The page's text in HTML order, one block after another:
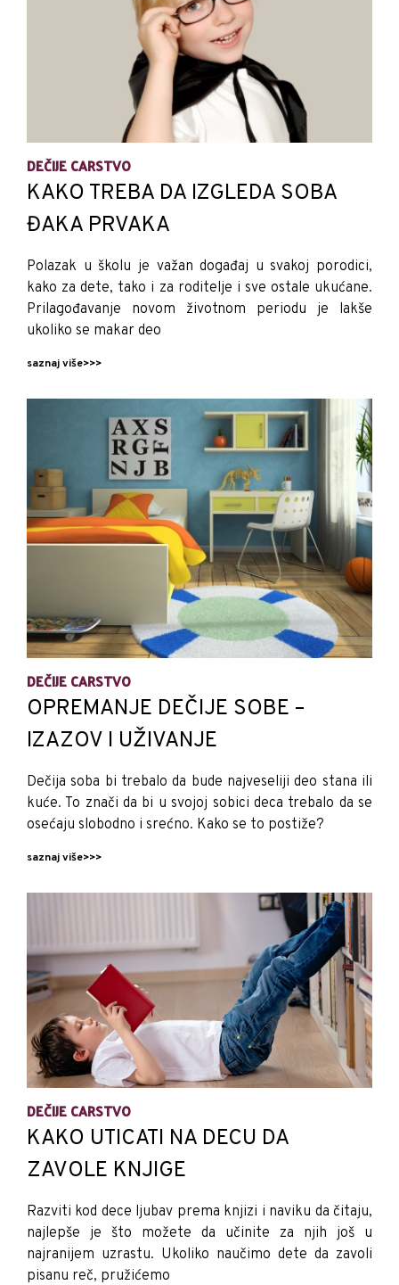
DEČIJE CARSTVO
KAKO TREBA DA IZGLEDA SOBA
ĐAKA PRVAKA
Polazak u školu je važan događaj u svakoj porodici,
kako za dete, tako i za roditelje i sve ostale ukućane.
Prilagođavanje novom životnom periodu je lakše
ukoliko se makar deo
saznaj više>>>
DEČIJE CARSTVO
OPREMANJE DEČIJE SOBE –
IZAZOV I UŽIVANJE
Dečija soba bi trebalo da bude najveseliji deo stana ili
kuće. To znači da bi u svojoj sobici deca trebalo da se
osećaju slobodno i srećno. Kako se to postiže?
saznaj više>>>
DEČIJE CARSTVO
KAKO UTICATI NA DECU DA
ZAVOLE KNJIGE
Razviti kod dece ljubav prema knjizi i naviku da čitaju,
najlepše je što možete da učinite za njih još u
najranijem uzrastu. Ukoliko naučimo dete da zavoli
pisanu reč, pružićemo